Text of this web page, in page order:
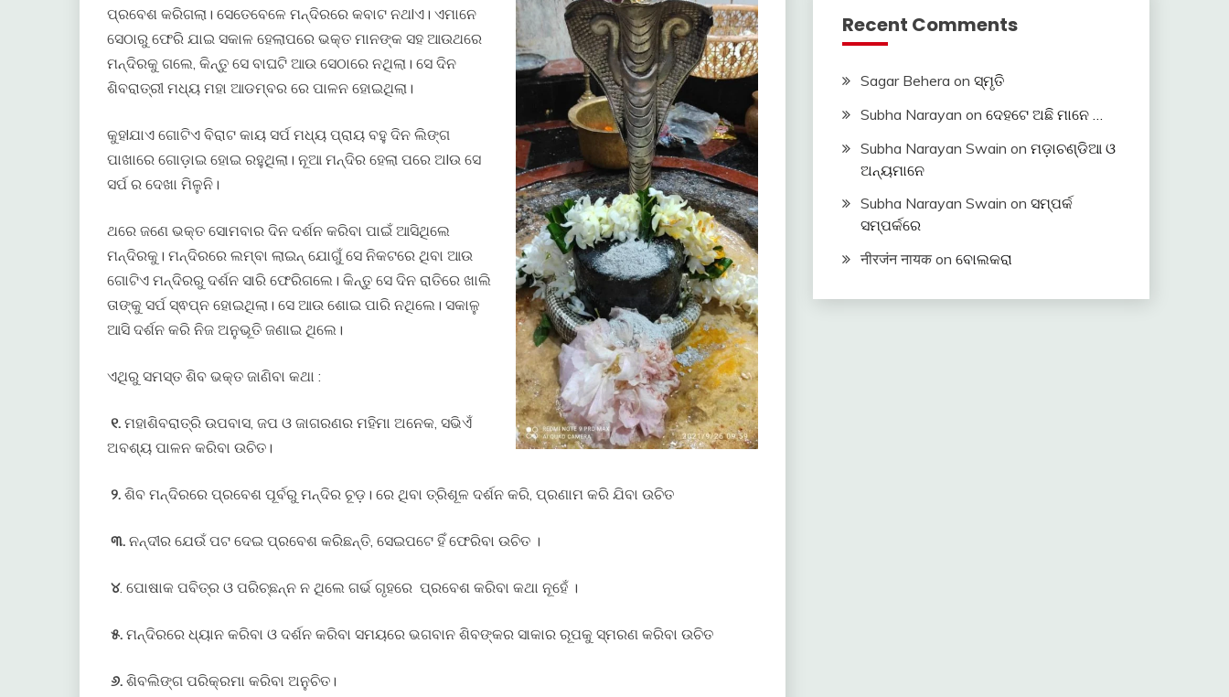
ପ୍ରବେଶ କରିଗଲା। ସେତେବେଳେ ମନ୍ଦିରରେ କବାଟ ନଥlଏ। ଏମାନେ
ସେଠାରୁ ଫେରି ଯାଇ ସକାଳ ହେଲାପରେ ଭକ୍ତ ମାନଙ୍କ ସହ ଆଉଥରେ
ମନ୍ଦିରକୁ ଗଲେ, କିନ୍ତୁ ସେ ବାଘଟି ଆଉ ସେଠାରେ ନଥିଲା। ସେ ଦିନ
ଶିବରାତ୍ରୀ ମଧ୍ୟ ମହା ଆଡମ୍ବର ରେ ପାଳନ ହୋଇଥିଲା।
କୁହlଯାଏ ଗୋଟିଏ ବିରାଟ କାୟ ସର୍ପ ମଧ୍ୟ ପ୍ରାୟ ବହୁ ଦିନ ଲିଙ୍ଗ
ପାଖାରେ ଗୋଡ଼ାଇ ହୋଇ ରହୁଥିଲା। ନୂଆ ମନ୍ଦିର ହେଲା ପରେ ଅlଉ ସେ
ସର୍ପ ର ଦେଖା ମିଳୁନି।
ଥରେ ଜଣେ ଭକ୍ତ ସୋମବାର ଦିନ ଦର୍ଶନ କରିବା ପାଇଁ ଆସିଥିଲେ
ମନ୍ଦିରକୁ। ମନ୍ଦିରରେ ଲମ୍ବା ଲାଇନ୍ ଯୋଗୁଁ ସେ ନିକଟରେ ଥିବା ଆଉ
ଗୋଟିଏ ମନ୍ଦିରରୁ ଦର୍ଶନ ସାରି ଫେରିଗଲେ। କିନ୍ତୁ ସେ ଦିନ ରାତିରେ ଖାଲି
ତାଙ୍କୁ ସର୍ପ ସ୍ଵପ୍ନ ହୋଇଥିଲା। ସେ ଆଉ ଶୋଇ ପାରି ନଥିଲେ। ସକାଳୁ
ଆସି ଦର୍ଶନ କରି ନିଜ ଅନୁଭୂତି ଜଣାଇ ଥିଲେ।
ଏଥିରୁ ସମସ୍ତ ଶିବ ଭକ୍ତ ଜାଣିବା କଥା :
୧. ମହାଶିବରାତ୍ରି ଉପବାସ, ଜପ ଓ ଜାଗରଣର ମହିମା ଅନେକ, ସଭିଏଁ
ଅବଶ୍ୟ ପାଳନ କରିବା ଉଚିତ।
୨. ଶିବ ମନ୍ଦିରରେ ପ୍ରବେଶ ପୂର୍ବରୁ ମନ୍ଦିର ଚୂଡ଼। ରେ ଥିବା ତ୍ରିଶୂଳ ଦର୍ଶନ କରି, ପ୍ରଣାମ କରି ଯିବା ଉଚିତ
୩. ନନ୍ଦୀର ଯେଉଁ ପଟ ଦେଇ ପ୍ରବେଶ କରିଛନ୍ତି, ସେଇପଟେ ହିଁ ଫେରିବା ଉଚିତ ।
୪. ପୋଷାକ ପବିତ୍ର ଓ ପରିଚ୍ଛନ୍ନ ନ ଥିଲେ ଗର୍ଭ ଗୃହରେ ପ୍ରବେଶ କରିବା କଥା ନୂହେଁ ।
୫. ମନ୍ଦିରରେ ଧ୍ୟାନ କରିବା ଓ ଦର୍ଶନ କରିବା ସମୟରେ ଭଗବାନ ଶିବଙ୍କର ସାକାର ରୂପକୁ ସ୍ମରଣ କରିବା ଉଚିତ
୬. ଶିବଲିଙ୍ଗ ପରିକ୍ରମା କରିବା ଅନୁଚିତ।
Recent Comments
Sagar Behera on ସ୍ମୃତି
Subha Narayan on ଦେହଟେ ଅଛି ମାନେ …
Subha Narayan Swain on ମଡ଼ାଚଣ୍ଡିଆ ଓ
ଅନ୍ୟମାନେ
Subha Narayan Swain on ସମ୍ପର୍କ
ସମ୍ପର୍କରେ
नीरजंन नायकon ବୋଲକରା